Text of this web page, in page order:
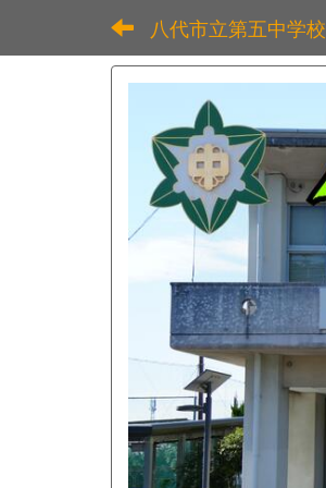
八代市立第五中学校